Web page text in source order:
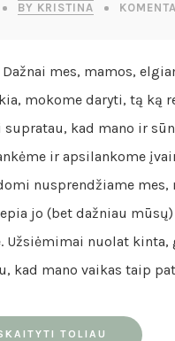
BY KRISTINA
Dažnai mes, mamos,
mokome daryti, tą ką
kad mano ir
ir apsilankome
nusprendžiame mes,
jo (bet dažniau
Užsiėmimai nuolat
kad mano vaikas taip
TOLIAU